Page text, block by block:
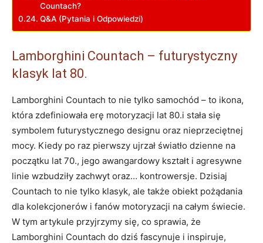
Countach?
Q&A (Pytania i Odpowiedzi)
Lamborghini Countach – futurystyczny
klasyk lat 80.
Lamborghini Countach to nie tylko samochód – to ikona,
która zdefiniowała erę motoryzacji lat 80.i stała się
symbolem futurystycznego designu oraz nieprzeciętnej
mocy. Kiedy po raz pierwszy ujrzał światło dzienne na
początku lat 70., jego awangardowy kształt i agresywne
linie wzbudziły zachwyt oraz… kontrowersje. Dzisiaj
Countach to nie tylko klasyk, ale także obiekt pożądania
dla kolekcjonerów i fanów motoryzacji na całym świecie.
W tym artykule przyjrzymy się, co sprawia, że
Lamborghini Countach do dziś fascynuje i inspiruje,